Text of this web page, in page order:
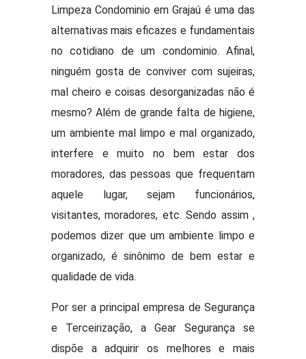
Limpeza Condominio em Grajaú é uma das
alternativas mais eficazes e fundamentais
no cotidiano de um condominio. Afinal,
ninguém gosta de conviver com sujeiras,
mal cheiro e coisas desorganizadas não é
mesmo? Além de grande falta de higiene,
um ambiente mal limpo e mal organizado,
interfere e muito no bem estar dos
moradores, das pessoas que frequentam
aquele lugar, sejam funcionários,
visitantes, moradores, etc. Sendo assim ,
podemos dizer que um ambiente limpo e
organizado, é sinônimo de bem estar e
qualidade de vida.
Por ser a principal empresa de Segurança
e Terceirização, a Gear Segurança se
dispõe a adquirir os melhores e mais